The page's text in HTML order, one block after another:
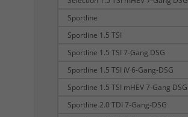
Sportline
Sportline 1.5 TSI
Sportline 1.5 TSI 7-Gang DSG
Sportline 1.5 TSI iV 6-Gang-DSG
Sportline 1.5 TSI mHEV 7-Gang DSG
Sportline 2.0 TDI 7-Gang-DSG